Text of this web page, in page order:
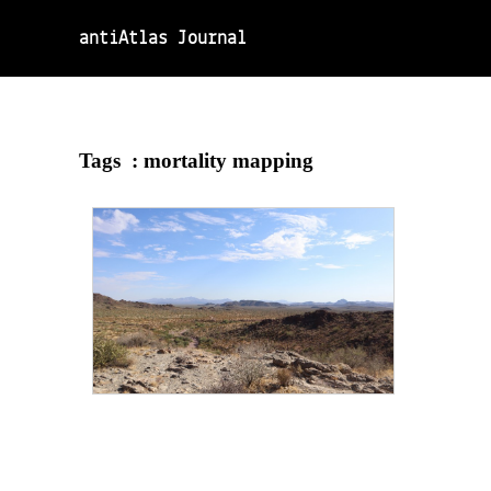
antiAtlas Journal
Tags : mortality mapping